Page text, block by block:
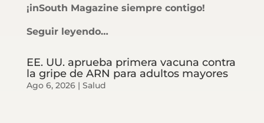
¡inSouth Magazine siempre contigo!
Seguir leyendo…
EE. UU. aprueba primera vacuna contra
la gripe de ARN para adultos mayores
Ago 6, 2026| Salud